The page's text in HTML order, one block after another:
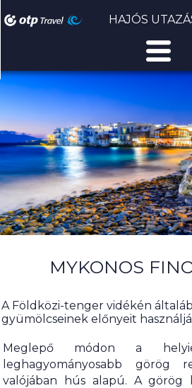
HAJÓS
MYKONOS
A Földközi-tenger vidékén
gyümölcseinek előnyeit
Meglepő módon a
leghagyományosabb görög
valójában hús alapú. A görög